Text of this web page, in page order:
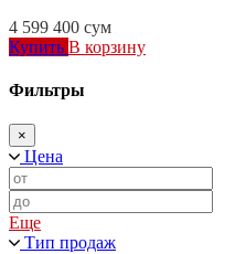
4 599 400 сум
Купить В корзину
Фильтры
×
Цена
Еще
Тип продаж